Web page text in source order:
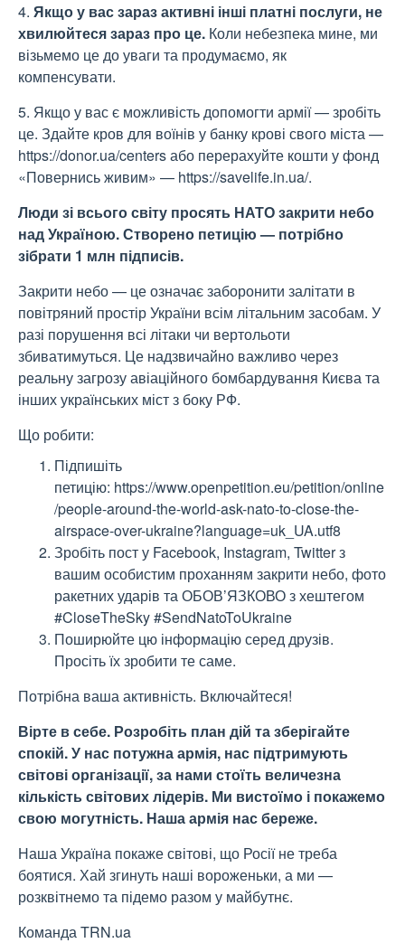
4. Якщо у вас зараз активні інші платні послуги, не
хвилюйтеся зараз про це. Коли небезпека мине, ми
візьмемо це до уваги та продумаємо, як
компенсувати.
5. Якщо у вас є можливість допомогти армії — зробіть
це. Здайте кров для воїнів у банку крові свого міста —
https://donor.ua/centers або перерахуйте кошти у фонд
«Повернись живим» — https://savelife.in.ua/.
Люди зі всього світу просять НАТО закрити небо
над Україною. Створено петицію — потрібно
зібрати 1 млн підписів.
Закрити небо — це означає заборонити залітати в
повітряний простір України всім літальним засобам. У
разі порушення всі літаки чи вертольоти
збиватимуться. Це надзвичайно важливо через
реальну загрозу авіаційного бомбардування Києва та
інших українських міст з боку РФ.
Що робити:
Підпишіть
петицію: https://www.openpetition.eu/petition/online
/people-around-the-world-ask-nato-to-close-the-
airspace-over-ukraine?language=uk_UA.utf8
Зробіть пост у Facebook, Instagram, Twitter з
вашим особистим проханням закрити небо, фото
ракетних ударів та ОБОВ’ЯЗКОВО з хештегом
#CloseTheSky #SendNatoToUkraine
Поширюйте цю інформацію серед друзів.
Просіть їх зробити те саме.
Потрібна ваша активність. Включайтеся!
Вірте в себе. Розробіть план дій та зберігайте
спокій. У нас потужна армія, нас підтримують
світові організації, за нами стоїть величезна
кількість світових лідерів. Ми вистоїмо і покажемо
свою могутність. Наша армія нас береже.
Наша Україна покаже світові, що Росії не треба
боятися. Хай згинуть наші вороженьки, а ми —
розквітнемо та підемо разом у майбутнє.
Команда TRN.ua